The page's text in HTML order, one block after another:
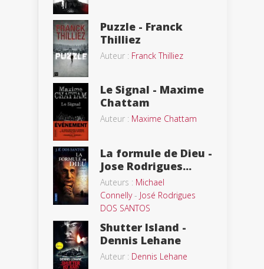
Puzzle - Franck
Thilliez
Auteur : Franck Thilliez
Le Signal - Maxime
Chattam
Auteur : Maxime Chattam
La formule de Dieu -
Jose Rodrigues...
Auteurs : Michael
Connelly- José Rodrigues
DOS SANTOS
Shutter Island -
Dennis Lehane
Auteur : Dennis Lehane